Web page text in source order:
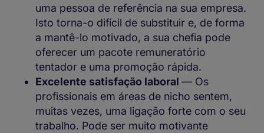
uma pessoa de referência na sua empresa.
Isto torna-o difícil de substituir e, de forma
a mantê-lo motivado, a sua chefia pode
oferecer um pacote remuneratório
tentador e uma promoção rápida.
Excelente satisfação laboral — Os
profissionais em áreas de nicho sentem,
muitas vezes, uma ligação forte com o seu
trabalho. Pode ser muito motivante